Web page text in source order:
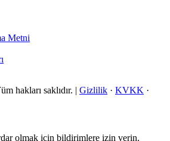
Metni
hakları saklıdır. | Gizlilik · KVKK ·
olmak icin bildirimlere izin verin.